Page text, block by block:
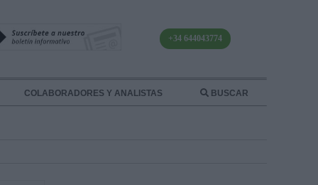
+34 644043774
COLABORADORES Y ANALISTAS BUSCAR